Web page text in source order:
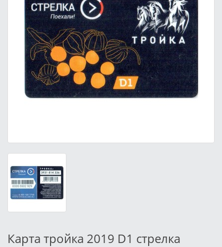
Карта тройка 2019 D1 стрелка